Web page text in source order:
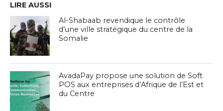
LIRE AUSSI
Al-Shabaab revendique le contrôle
d’une ville stratégique du centre de la
Somalie
AvadaPay propose une solution de Soft
POS aux entreprises d’Afrique de l’Est et
du Centre